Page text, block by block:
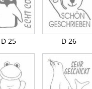
D 25 D 26